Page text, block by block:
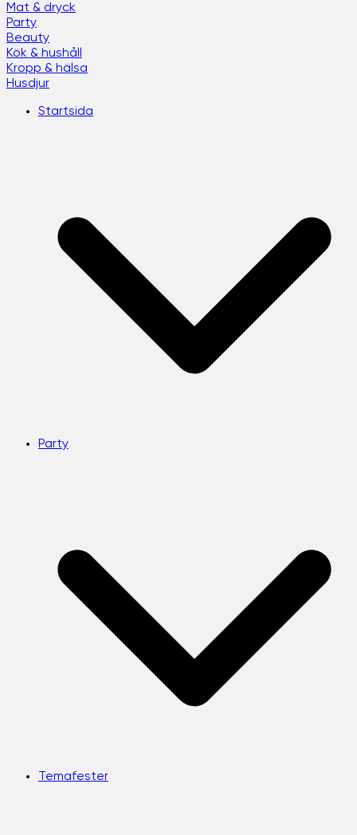
Mat & dryck
Party
Beauty
Kök & hushåll
Kropp & hälsa
Husdjur
Startsida
Party
Temafester